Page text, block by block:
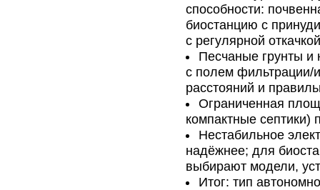
способности:
биостанцию с
с регулярной
Песчаные грунты и
с полем фильтрации/
расстояний и
Ограниченная
компактные септики)
Нестабильное
надёжнее; для
выбирают модели,
Итог: тип